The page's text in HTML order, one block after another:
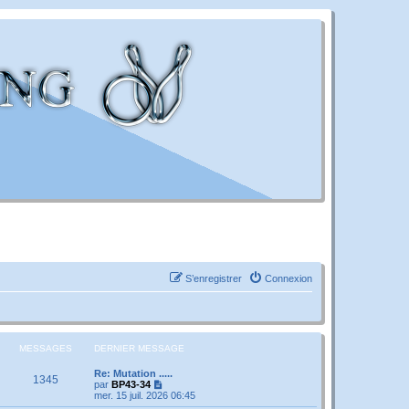
Connexion
S’enregistrer
MESSAGES DERNIER MESSAGE
1345
Re: Mutation .....
par BP43-34
o
i
mer. 15 juil. 2026 06:45